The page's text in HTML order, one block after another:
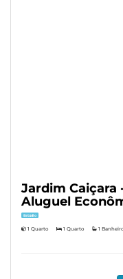
Jardim Caiçara
Aluguel
Estúdio
1 Quarto 1 Quarto 1 Banheiro